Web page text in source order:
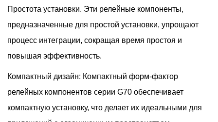
Простота установки. Эти релейные компоненты,
предназначенные для простой установки, упрощают
процесс интеграции, сокращая время простоя и
повышая эффективность.
Компактный дизайн: Компактный форм-фактор
релейных компонентов серии G70 обеспечивает
компактную установку, что делает их идеальными для